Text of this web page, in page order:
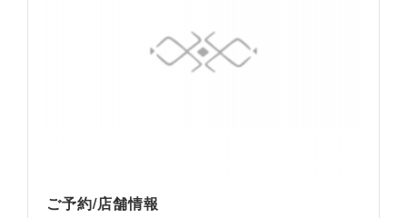
ご予約/店舗情報